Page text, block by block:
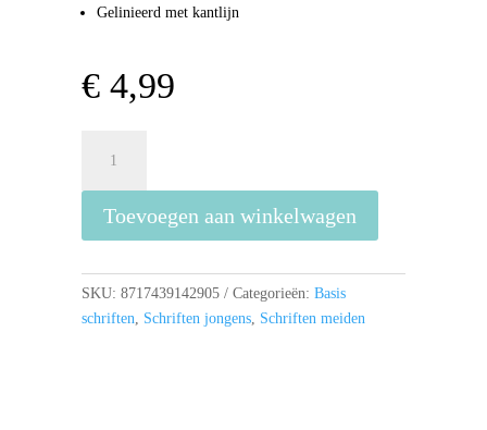
Gelinieerd met kantlijn
€4,99
Lijn
Pack
-
Paars-
Toevoegen aan winkelwagen
SKU: 8717439142905 Categorieën: Basis
schriften
Schriften jongens, Schriften meiden